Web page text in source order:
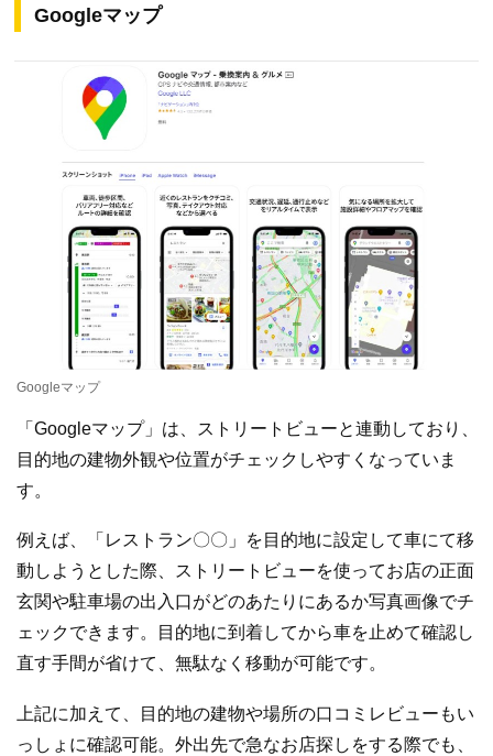
Googleマップ
Googleマップ
「Googleマップ」は、ストリートビューと連動しており、
目的地の建物外観や位置がチェックしやすくなっていま
す。
例えば、「レストラン〇〇」を目的地に設定して車にて移
動しようとした際、ストリートビューを使ってお店の正面
玄関や駐車場の出入口がどのあたりにあるか写真画像でチ
ェックできます。目的地に到着してから車を止めて確認し
直す手間が省けて、無駄なく移動が可能です。
上記に加えて、目的地の建物や場所の口コミレビューもい
っしょに確認可能。外出先で急なお店探しをする際でも、